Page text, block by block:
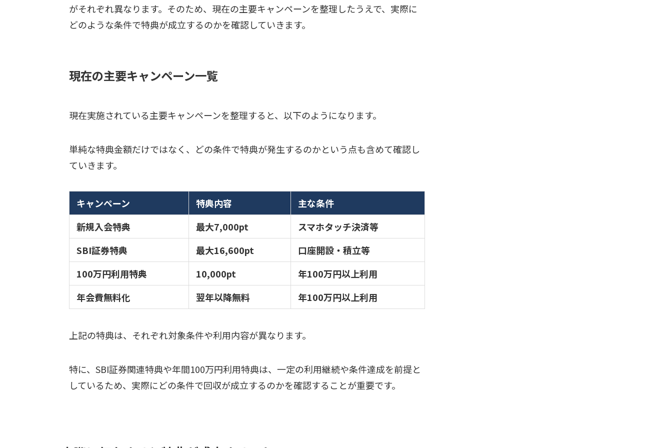
がそれぞれ異なります。そのため、現在の主要キャンペーンを整理したうえで、実際に
どのような条件で特典が成立するのかを確認していきます。
現在の主要キャンペーン一覧
現在実施されている主要キャンペーンを整理すると、以下のようになります。
単純な特典金額だけではなく、どの条件で特典が発生するのかという点も含めて確認し
ていきます。
キャンペーン 特典内容
主な条件
新規入会特典
最大7,000pt
スマホタッチ決済等
SBI証券特典
最大16,600pt
口座開設・積立等
100万円利用特典
10,000pt
年100万円以上利用
年会費無料化
翌年以降無料 年100万円以上利用
上記の特典は、それぞれ対象条件や利用内容が異なります。
特に、SBI証券関連特典や年間100万円利用特典は、一定の利用継続や条件達成を前提と
しているため、実際にどの条件で回収が成立するのかを確認することが重要です。